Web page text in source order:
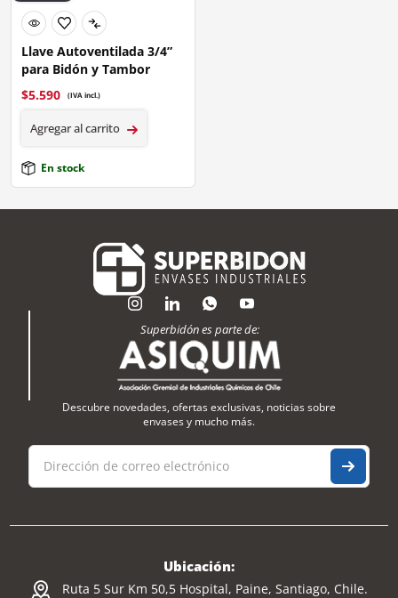
Llave Autoventilada 3/4”
para Bidón y Tambor
$5.590 (IVA incl.)
Agregar al carrito
En stock
Superbidón es parte de:
Descubre novedades, ofertas exclusivas, noticias sobre
envases y mucho más.
Ubicación:
Ruta 5 Sur Km 50,5 Hospital, Paine, Santiago, Chile.